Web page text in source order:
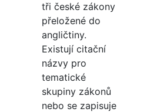
tři české zákony
přeložené do
angličtiny.
Existují citační
názvy pro
tematické
skupiny zákonů
nebo se zapisuje